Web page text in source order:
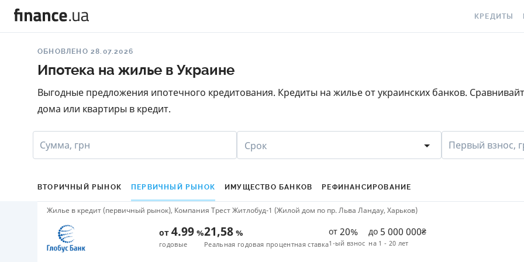
КРЕДИТЫ
КРЕДИТ
ИСТОРИЕЙ
ОБНОВЛЕНО 28.07.2026
Ипотека на жилье в Украине
Выгодные предложения ипотечного кредитования. Кредиты на жилье от украинских банков.
дома или квартиры в кредит.
Сумма, грн Срок Первый взнос,
ВТОРИЧНЫЙ РЫНОК ПЕРВИЧНЫЙ РЫНОК ИМУЩЕСТВО БАНКОВ РЕФИНАНСИРОВАНИЕ
Жилье в кредит (первичный рынок), Компания Трест Житлобуд-1 (Жилой дом по пр. Льва Ландау, Харьков)
от 4.99 %
годовые
21,58 %
Реальная годовая процентная ставка
от 20%
1-ый взнос
до 5 000 000₴
на 1 - 20 лет